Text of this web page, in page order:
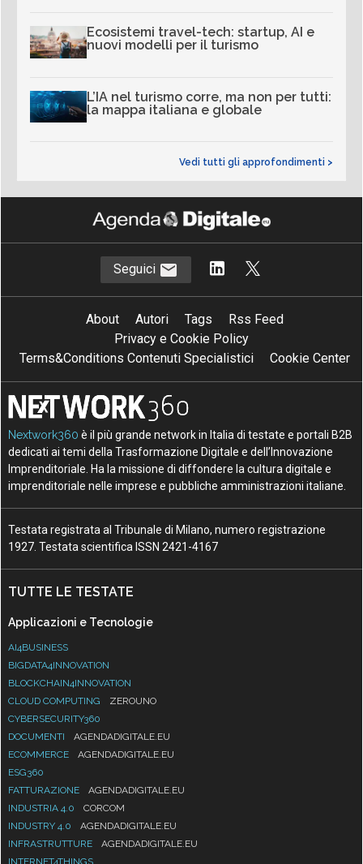
Ecosistemi travel-tech: startup, AI e
nuovi modelli per il turismo
L’IA nel turismo corre, ma non per tutti:
la mappa italiana e globale
Vedi tutti gli approfondimenti >
Seguici
About Autori Tags
Rss Feed
Privacy e Cookie Policy
Terms&Conditions Contenuti Specialistici
Cookie Center
Nextwork360 è il più grande network in Italia di testate e portali B2B
dedicati ai temi della Trasformazione Digitale e dell’Innovazione
Imprenditoriale. Ha la missione di diffondere la cultura digitale e
imprenditoriale nelle imprese e pubbliche amministrazioni italiane.
Testata registrata al Tribunale di Milano, numero registrazione
1927. Testata scientifica ISSN 2421-4167
TUTTE LE TESTATE
Applicazioni e Tecnologie
AI4BUSINESS
BIGDATA4INNOVATION
BLOCKCHAIN4INNOVATION
CLOUD COMPUTING
ZEROUNO
CYBERSECURITY360
DOCUMENTI
AGENDADIGITALE.EU
ECOMMERCE
AGENDADIGITALE.EU
ESG360
FATTURAZIONE
AGENDADIGITALE.EU
INDUSTRIA 4.0
CORCOM
INDUSTRY 4.0
AGENDADIGITALE.EU
INFRASTRUTTURE
AGENDADIGITALE.EU
INTERNET4THINGS